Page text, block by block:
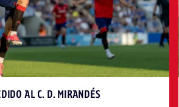
AL C. D. MIRANDÉS